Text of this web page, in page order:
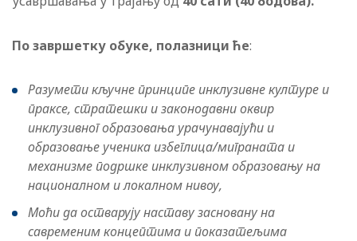
По завршетку обуке, полазници ће:
Разумети кључне принципе инклузивне културе и
праксе, стратешки и законодавни оквир
инклузивног образовања урачунавајући и
образовање ученика избеглица/миграната и
механизме подршке инклузивном образовању на
националном и локалном нивоу,
Моћи да остварују наставу засновану на
савременим концептима и показатељима